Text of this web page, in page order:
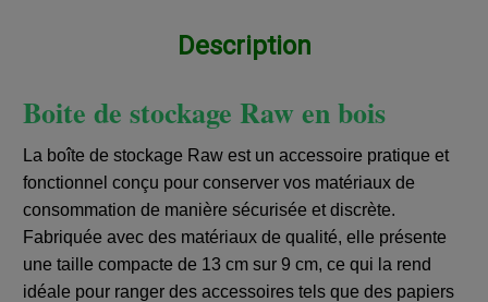
Description
Boite de stockage Raw en bois
La boîte de stockage Raw est un accessoire pratique et
fonctionnel conçu pour conserver vos matériaux de
consommation de manière sécurisée et discrète.
Fabriquée avec des matériaux de qualité, elle présente
une taille compacte de 13 cm sur 9 cm, ce qui la rend
idéale pour ranger des accessoires tels que des papiers